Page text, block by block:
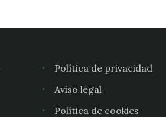
Política de privacidad
Aviso legal
Política de cookies